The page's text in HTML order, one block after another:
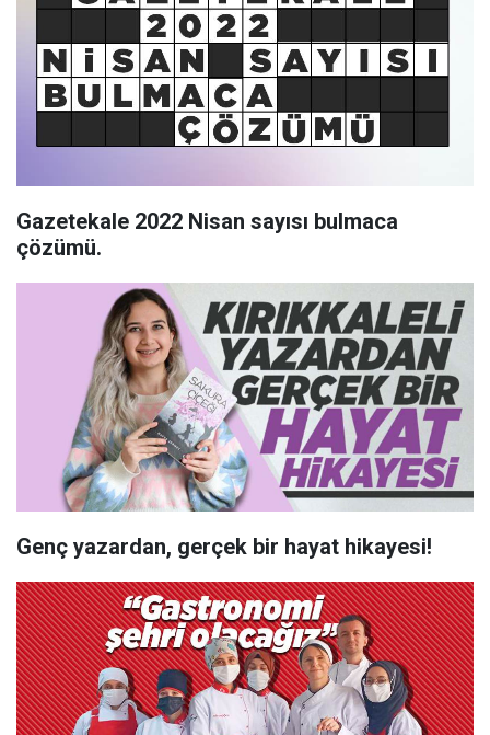
Gazetekale 2022 Nisan sayısı bulmaca
çözümü.
Genç yazardan, gerçek bir hayat hikayesi!